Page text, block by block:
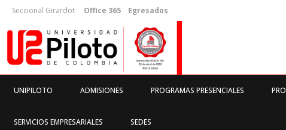
Seccional Girardot Office 365 Egresados
UNIPILOTO ADMISIONES PROGRAMAS PRESENCIALES
SERVICIOS EMPRESARIALES SEDES